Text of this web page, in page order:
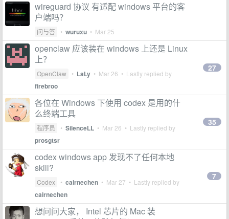
wireguard 协议 有适配 windows 平台的客
户端吗？
问与答 • wuruxu • Mar 25
openclaw 应该装在 windows 上还是 Linux
上？
OpenClaw • LaLy • Mar 26 • Lastly replied by
firebroo
27
各位在 Windows 下使用 codex 是用的什
么终端工具
程序员 • SilenceLL • Mar 26 • Lastly replied by
prosgtsr
35
codex windows app 发现不了任何本地
skill?
Codex • cairnechen • Mar 27 • Lastly replied by
cairnechen
7
想问问大家， Intel 芯片的 Mac 装